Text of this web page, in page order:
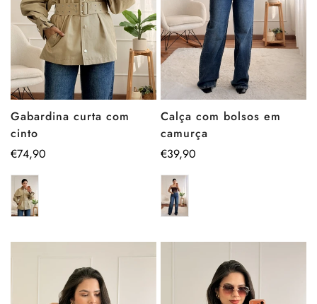
Gabardina curta com
cinto
Preço
€74,90
Calça com bolsos em
camurça
Preço
€39,90